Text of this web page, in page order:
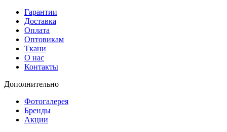
Гарантии
Доставка
Оплата
Оптовикам
Ткани
О нас
Контакты
Дополнительно
Фотогалерея
Бренды
Акции